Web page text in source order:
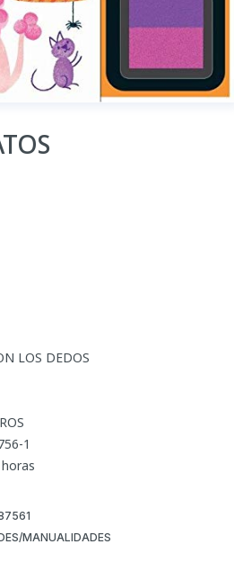
LOS DEDOS
1
MANUALIDADES